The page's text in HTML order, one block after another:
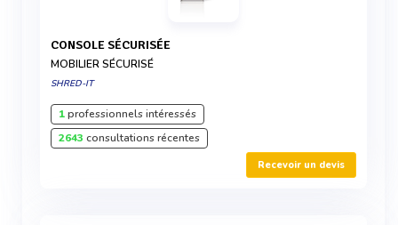
CONSOLE SÉCURISÉE
MOBILIER SÉCURISÉ
SHRED-IT
1professionnels intéressés
2643 consultations récentes
Recevoir un devis